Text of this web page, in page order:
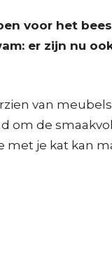
voor het
er zijn nu
van
om de
met je kat kan